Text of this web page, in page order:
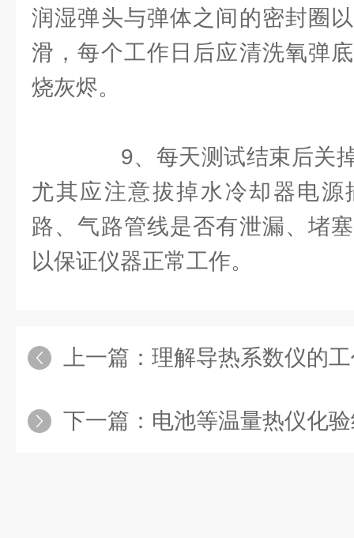
润湿弹头与弹体之间的密封圈
滑，每个工作日后应清洗氧弹
烧灰烬。
9、每天测试结束后关掉
尤其应注意拔掉水冷却器电
路、气路管线是否有泄漏、堵
以保证仪器正常工作。
上一篇： 理解导热系数仪的
下一篇： 电池等温量热仪化验结